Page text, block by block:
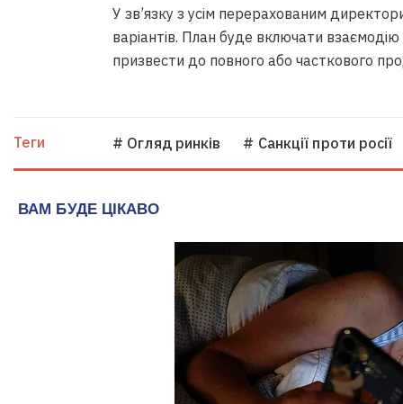
У зв’язку з усім перерахованим
варіантів. План буде включати
призвести до повного або часткового
Теги # Огляд ринків # Санкції проти росії